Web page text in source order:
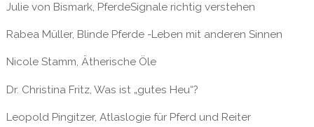
Julie von Bismark, PferdeSignale richtig verstehen
Rabea Müller, Blinde Pferde -Leben mit anderen Sinnen
Nicole Stamm, Ätherische Öle
Dr. Christina Fritz, Was ist „gutes Heu“?
Leopold Pingitzer, Atlaslogie für Pferd und Reiter